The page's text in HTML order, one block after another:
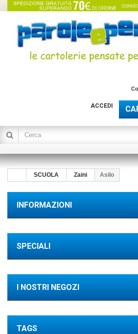
ACCEDI
SCUOLA Zaini Asilo
INFORMAZIONI
SPECIALI
I NOSTRI NEGOZI
TAGS